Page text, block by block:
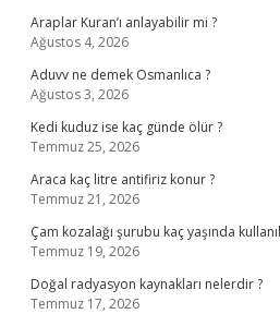
Araplar Kuran’ı anlayabilir mi ?
Ağustos 4, 2026
Aduvv ne demek Osmanlıca ?
Ağustos 3, 2026
Kedi kuduz ise kaç günde ölür ?
Temmuz 25, 2026
Araca kaç litre antifiriz konur ?
Temmuz 21, 2026
Çam kozalağı şurubu kaç yaşında
Temmuz 19, 2026
Doğal radyasyon kaynakları nelerdir ?
Temmuz 17, 2026